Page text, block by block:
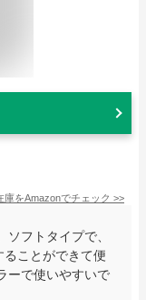
庫をAmazonでチェック >>
フトタイプで、
ことができて便
ーで使いやすいで